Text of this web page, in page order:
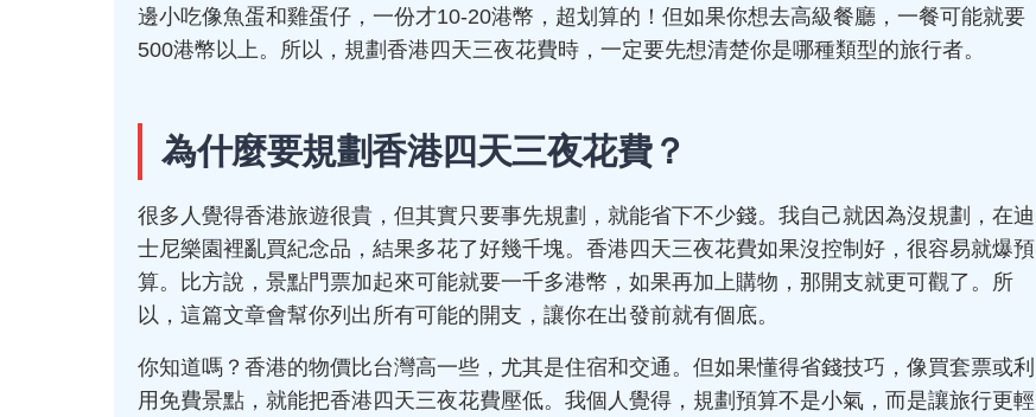
邊小吃像魚蛋和雞蛋仔，一份才10-20港幣，超划算的！但如果你想去高級餐廳，一餐可能就要
500港幣以上。所以，規劃香港四天三夜花費時，一定要先想清楚你是哪種類型的旅行者。
為什麼要規劃香港四天三夜花費？
很多人覺得香港旅遊很貴，但其實只要事先規劃，就能省下不少錢。我自己就因為沒規劃，在迪
士尼樂園裡亂買紀念品，結果多花了好幾千塊。香港四天三夜花費如果沒控制好，很容易就爆預
算。比方說，景點門票加起來可能就要一千多港幣，如果再加上購物，那開支就更可觀了。所
以，這篇文章會幫你列出所有可能的開支，讓你在出發前就有個底。
你知道嗎？香港的物價比台灣高一些，尤其是住宿和交通。但如果懂得省錢技巧，像買套票或利
用免費景點，就能把香港四天三夜花費壓低。我個人覺得，規劃預算不是小氣，而是讓旅行更輕